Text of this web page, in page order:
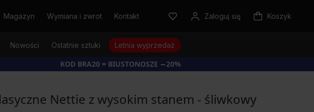
Magazyn Wymiana i zwrot Kontakt Zaloguj się Koszyk
Nowości Ostatnie sztuki Letnia wyprzedaż
KOD BRA20 = BIUSTONOSZE −20%
Nettie z wysokim stanem - śliwkowy